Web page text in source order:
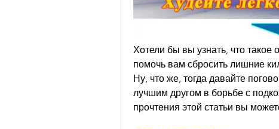
Хотели бы вы узнать, что такое
помочь вам сбросить лишние
Ну, что же, тогда давайте
лучшим другом в борьбе с
прочтения этой статьи вы